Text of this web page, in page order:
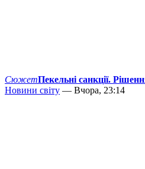
СюжетПекельні санкції.
Новини світу — Вчора, 23:14